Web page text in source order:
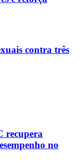
contra três
recupera
no